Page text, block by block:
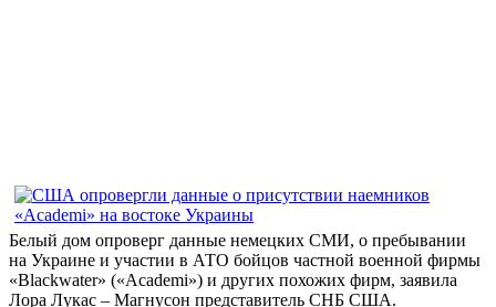
Белый дом опроверг данные немецких СМИ, о пребывании
на Украине и участии в АТО бойцов частной военной фирмы
«Blackwater» («Academi») и других похожих фирм, заявила
Лора Лукас – Магнусон представитель СНБ США.